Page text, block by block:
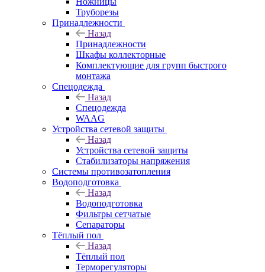
Труборезы
Принадлежности
Назад
Принадлежности
Шкафы коллекторные
Комплектующие для групп быстрого
монтажа
Спецодежда
Назад
Спецодежда
WAAG
Устройства сетевой защиты
Назад
Устройства сетевой защиты
Стабилизаторы напряжения
Системы противозатопления
Водоподготовка
Назад
Водоподготовка
Фильтры сетчатые
Сепараторы
Тёплый пол
Назад
Тёплый пол
Терморегуляторы